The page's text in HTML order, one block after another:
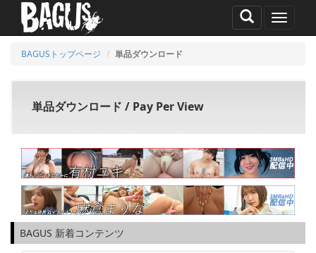
MENU
BAGUSトップページ 単品ダウンロード
単品ダウンロード / Pay Per View
BAGUS 新着コンテンツ